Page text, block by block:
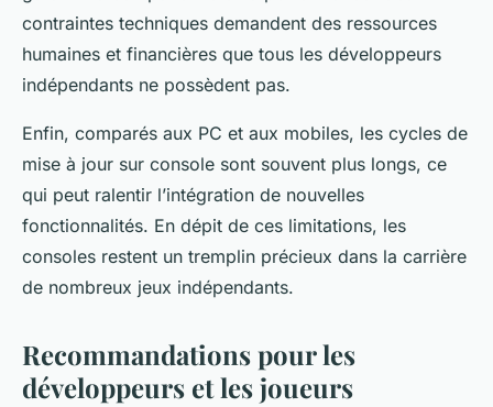
contraintes techniques demandent des ressources
humaines et financières que tous les développeurs
indépendants ne possèdent pas.
Enfin, comparés aux PC et aux mobiles, les cycles de
mise à jour sur console sont souvent plus longs, ce
qui peut ralentir l’intégration de nouvelles
fonctionnalités. En dépit de ces limitations, les
consoles restent un tremplin précieux dans la carrière
de nombreux jeux indépendants.
Recommandations pour les
développeurs et les joueurs